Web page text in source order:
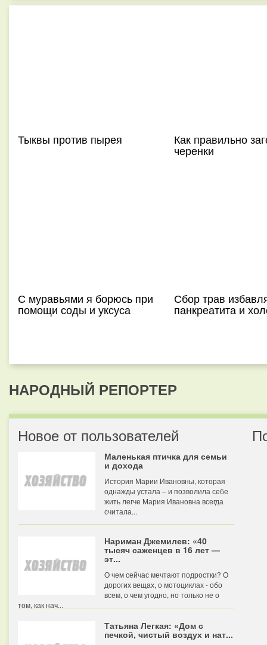
Тыквы против пырея Как правильно
черенки
С муравьями я борюсь при
помощи соды и уксуса
Сбор трав
панкреатита и
НАРОДНЫЙ РЕПОРТЕР
Новое от пользователей
Маленькая птичка для семьи
и дохода
История Марии Ивановны, которая
однажды устала – и позволила себе
жить легче Мария Ивановна всегда
считала...
Нариман Джемилев: «40
тысяч саженцев в 16 лет —
эт...
О чем сейчас мечтают подростки? О
дорогих вещах, о мотоциклах - обо
всем, о чем угодно, но только не о
том, как нач...
Татьяна Легкая: «Дом с
печкой, чистый воздух и нат...